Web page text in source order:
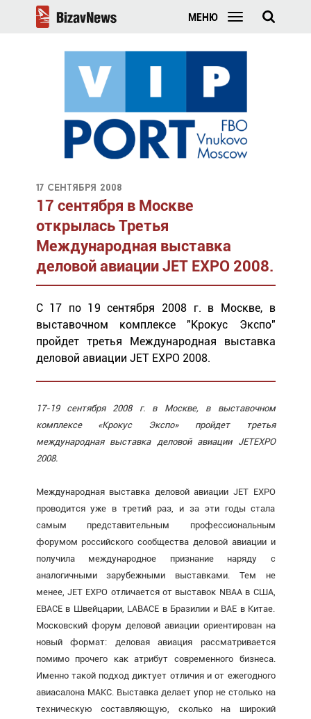
МЕНЮ
17 сентября 2008
17 сентября в Москве
открылась Третья
Международная выставка
деловой авиации JET EXPO 2008.
С 17 по 19 сентября 2008 г. в Москве, в
выставочном комплексе "Крокус Экспо"
пройдет третья Международная выставка
деловой авиации JET EXPO 2008.
17-19 сентября 2008 г. в Москве, в выставочном
комплексе «Крокус Экспо» пройдет третья
международная выставка деловой авиации JETEXPO
2008.
Международная выставка деловой авиации JET EXPO
проводится уже в третий раз, и за эти годы стала
самым представительным профессиональным
форумом российского сообщества деловой авиации и
получила международное признание наряду с
аналогичными зарубежными выставками. Тем не
менее, JET EXPO отличается от выставок NBAA в США,
EBACE в Швейцарии, LABACE в Бразилии и BAE в Китае.
Московский форум деловой авиации ориентирован на
новый формат: деловая авиация рассматривается
помимо прочего как атрибут современного бизнеса.
Именно такой подход диктует отличия и от ежегодного
авиасалона МАКС. Выставка делает упор не столько на
техническую составляющую, сколько на широкий